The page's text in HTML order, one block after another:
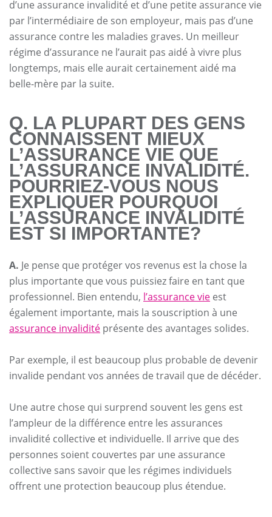
d’une assurance invalidité et d’une petite assurance vie
par l’intermédiaire de son employeur, mais pas d’une
assurance contre les maladies graves. Un meilleur
régime d’assurance ne l’aurait pas aidé à vivre plus
longtemps, mais elle aurait certainement aidé ma
belle-mère par la suite.
Q. LA PLUPART DES GENS
CONNAISSENT MIEUX
L’ASSURANCE VIE QUE
L’ASSURANCE INVALIDITÉ.
POURRIEZ-VOUS NOUS
EXPLIQUER POURQUOI
L’ASSURANCE INVALIDITÉ
EST SI IMPORTANTE?
A. Je pense que protéger vos revenus est la chose la
plus importante que vous puissiez faire en tant que
professionnel. Bien entendu, l’assurance vie est
également importante, mais la souscription à une
assurance invalidité présente des avantages solides.
Par exemple, il est beaucoup plus probable de devenir
invalide pendant vos années de travail que de décéder.
Une autre chose qui surprend souvent les gens est
l’ampleur de la différence entre les assurances
invalidité collective et individuelle. Il arrive que des
personnes soient couvertes par une assurance
collective sans savoir que les régimes individuels
offrent une protection beaucoup plus étendue.